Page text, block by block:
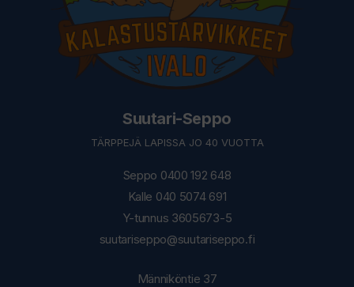
Suutari-Seppo
TÄRPPEJÄ LAPISSA JO 40 VUOTTA
Seppo 0400 192 648
Kalle 040 5074 691
Y-tunnus 3605673-5
suutariseppo@suutariseppo.fi
Männiköntie 37